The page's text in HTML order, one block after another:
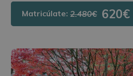
Matricúlate:2.480€ 620€